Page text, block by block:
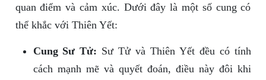
quan điểm và cảm xúc. Dưới đây là một số cung có
thể khắc với Thiên Yết:
Cung Sư Tử: Sư Tử và Thiên Yết đều có tính
cách mạnh mẽ và quyết đoán, điều này đôi khi